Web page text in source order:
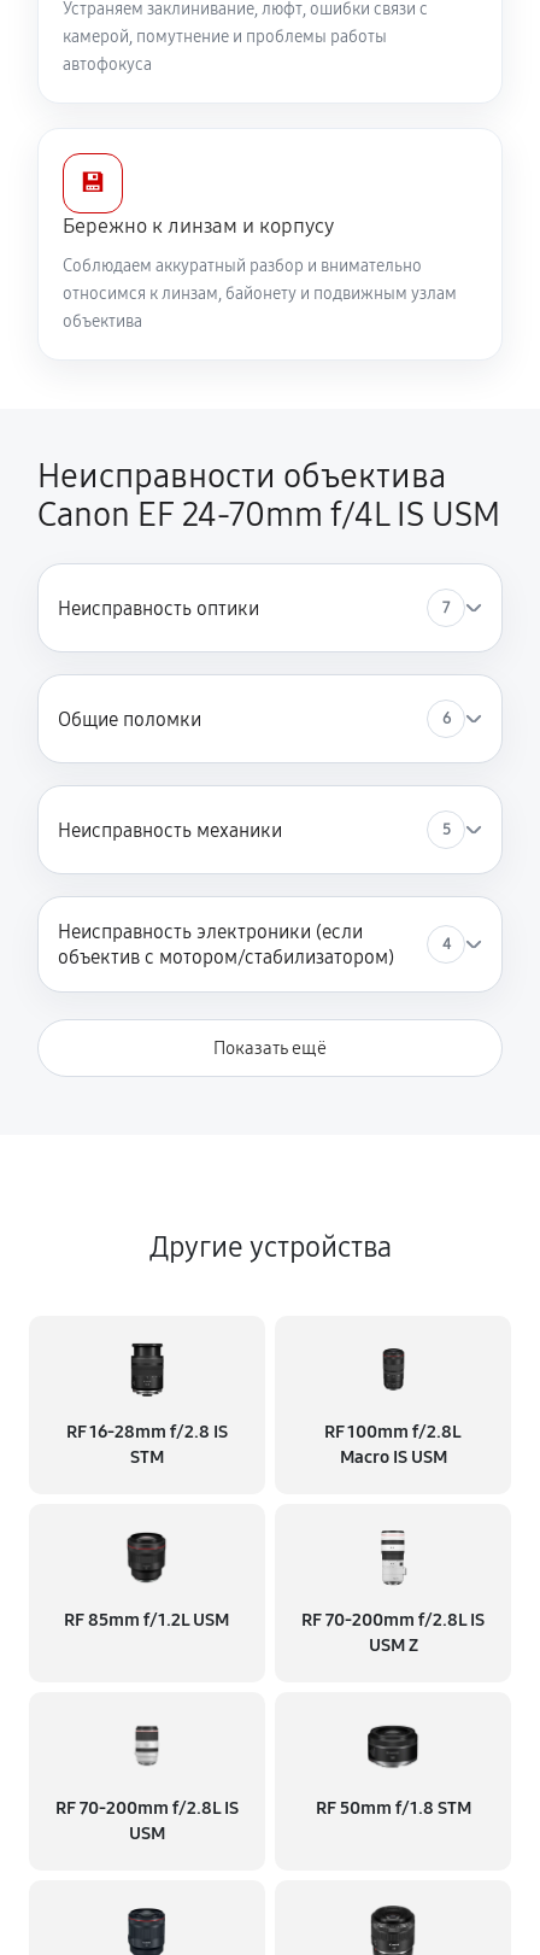
Устраняем заклинивание, люфт, ошибки связи с
камерой, помутнение и проблемы работы
автофокуса
💾
Бережно к линзам и корпусу
Соблюдаем аккуратный разбор и внимательно
относимся к линзам, байонету и подвижным узлам
объектива
Неисправности объектива
Canon EF 24-70mm f/4L IS USM
Неисправность оптики 7
Общие поломки 6
Неисправность механики 5
Неисправность электроники (если
объектив с мотором/стабилизатором)
4
Показать ещё
Другие устройства
RF 16‑28mm f/2.8 IS
STM
RF 100mm f/2.8L
Macro IS USM
RF 85mm f/1.2L USM
RF 70‑200mm f/2.8L IS
USM Z
RF 70‑200mm f/2.8L IS
USM
RF 50mm f/1.8 STM